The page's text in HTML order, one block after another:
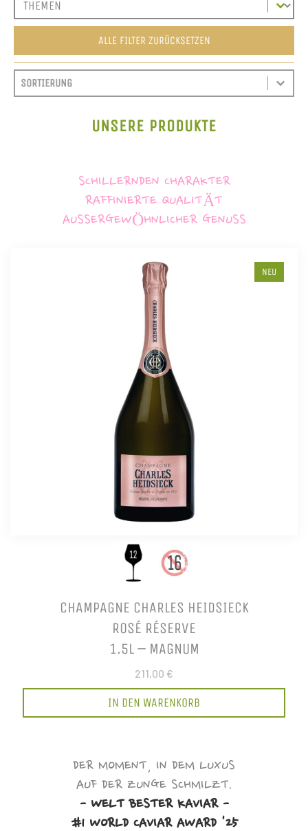
ALLE FILTER ZURÜCKSETZEN
SORTIEREN
SORT CONTENT
SORT CONTENT
UNSERE PRODUKTE
SCHILLERNDEN CHARAKTER
RAFFINIERTE QUALITÄT
AUSSERGEWÖHNLICHER GENUSS
NEU
CHAMPAGNE CHARLES HEIDSIECK
ROSÉ RÉSERVE
1.5L – MAGNUM
211,00 €
IN DEN WARENKORB
DER MOMENT, IN DEM LUXUS
AUF DER ZUNGE SCHMILZT.
- WELT BESTER KAVIAR -
#1 WORLD CAVIAR AWARD '25